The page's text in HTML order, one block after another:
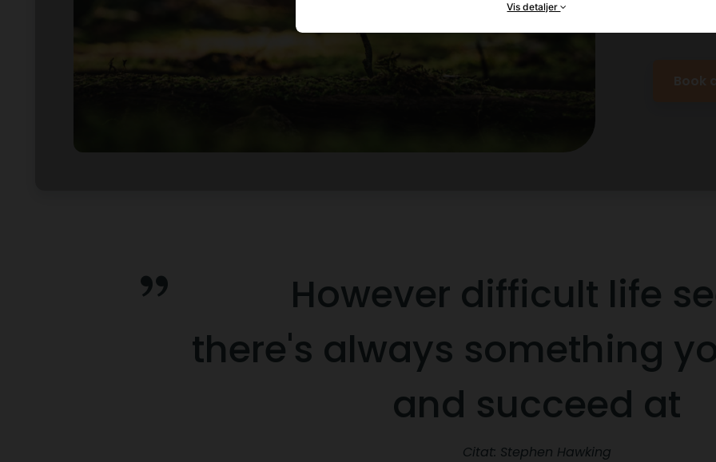
Det er
However difficult life
there's always something
and succeed at
Citat: Stephen Hawking
Vis detaljer